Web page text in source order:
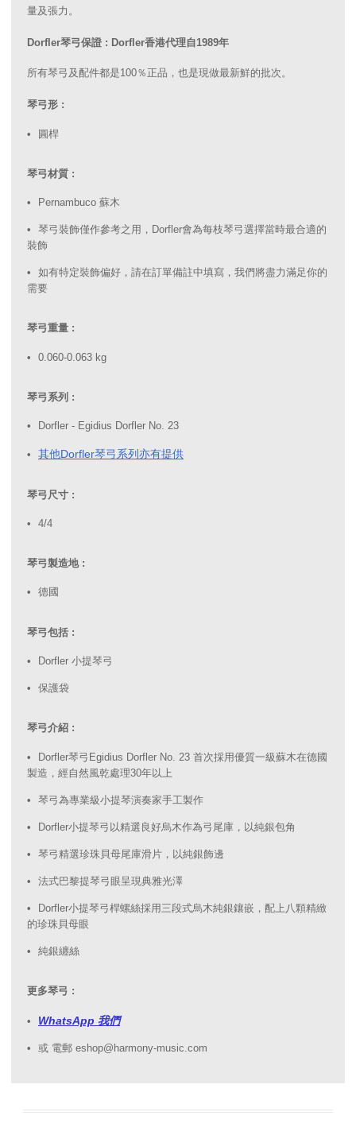
量及張力。
Dorfler琴弓保證 : Dorfler香港代理自1989年
所有琴弓及配件都是100％正品，也是現做最新鮮的批次。
琴弓形 :
圓桿
琴弓材質 :
Pernambuco 蘇木
琴弓裝飾僅作參考之用，Dorfler會為每枝琴弓選擇當時最合適的
裝飾
如有特定裝飾偏好，請在訂單備註中填寫，我們將盡力滿足你的
需要
琴弓重量 :
0.060-0.063 kg
琴弓系列 :
Dorfler - Egidius Dorfler No. 23
其他Dorfler琴弓系列亦有提供
琴弓尺寸 :
4/4
琴弓製造地 :
德國
琴弓包括 :
Dorfler 小提琴弓
保護袋
琴弓介紹 :
Dorfler琴弓Egidius Dorfler No. 23 首次採用優質一級蘇木在德國
製造，經自然風乾處理30年以上
琴弓為專業級小提琴演奏家手工製作
Dorfler小提琴弓以精選良好烏木作為弓尾庫，以純銀包角
琴弓精選珍珠貝母尾庫滑片，以純銀飾邊
法式巴黎提琴弓眼呈現典雅光澤
Dorfler小提琴弓桿螺絲採用三段式烏木純銀鑲嵌，配上八顆精緻
的珍珠貝母眼
純銀纏絲
更多琴弓 :
WhatsApp 我們
或 電郵 eshop@harmony-music.com